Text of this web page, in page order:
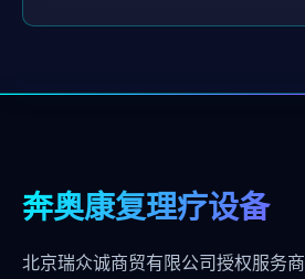
奔奥康复理疗设备
北京瑞众诚商贸有限公司授权服务商